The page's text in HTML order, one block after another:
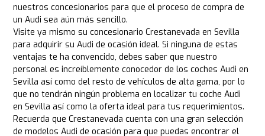
nuestros concesionarios para que el proceso de compra de
un Audi sea aún más sencillo.
Visite ya mismo su concesionario Crestanevada en Sevilla
para adquirir su Audi de ocasión ideal. Si ninguna de estas
ventajas te ha convencido, debes saber que nuestro
personal es increíblemente conocedor de los coches Audi en
Sevilla así como del resto de vehículos de alta gama, por lo
que no tendrán ningún problema en localizar tu coche Audi
en Sevilla así como la oferta ideal para tus requerimientos.
Recuerda que Crestanevada cuenta con una gran selección
de modelos Audi de ocasión para que puedas encontrar el